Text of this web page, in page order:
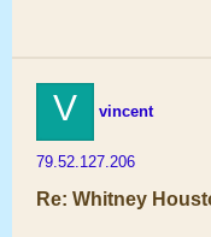
V vincent
79.52.127.206
Re: Whitney